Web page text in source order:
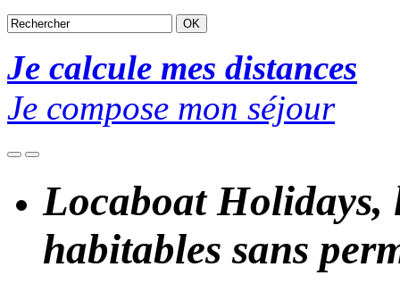
Je calcule mes distances
Je compose mon séjour
Locaboat Holidays,
habitables sans